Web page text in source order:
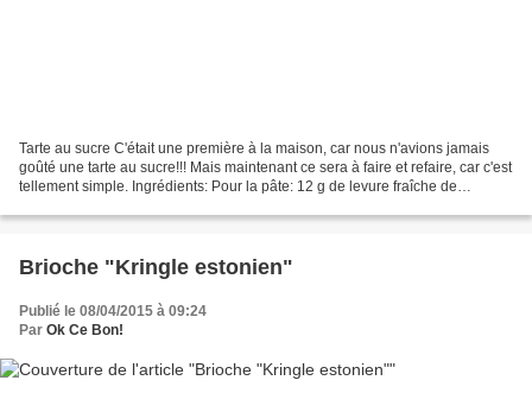
Tarte au sucre C'était une première à la maison, car nous n'avions jamais
goûté une tarte au sucre!!! Mais maintenant ce sera à faire et refaire, car c'est
tellement simple. Ingrédients: Pour la pâte: 12 g de levure fraîche de
Brioche "Kringle estonien"
Publié le 08/04/2015 à 09:24
Par Ok Ce Bon!